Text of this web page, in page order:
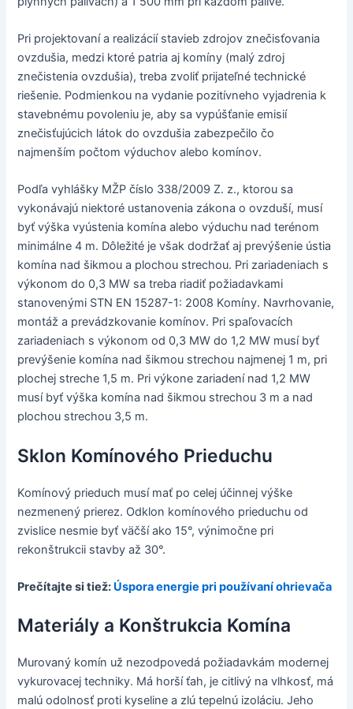
Pri projektovaní a realizácií stavieb zdrojov znečisťovania
ovzdušia, medzi ktoré patria aj komíny (malý zdroj
znečistenia ovzdušia), treba zvoliť prijateľné technické
riešenie. Podmienkou na vydanie pozitívneho vyjadrenia k
stavebnému povoleniu je, aby sa vypúšťanie emisií
znečisťujúcich látok do ovzdušia zabezpečilo čo
najmenším počtom výduchov alebo komínov.
Podľa vyhlášky MŽP číslo 338/2009 Z. z., ktorou sa
vykonávajú niektoré ustanovenia zákona o ovzduší, musí
byť výška vyústenia komína alebo výduchu nad terénom
minimálne 4 m. Dôležité je však dodržať aj prevýšenie ústia
komína nad šikmou a plochou strechou. Pri zariadeniach s
výkonom do 0,3 MW sa treba riadiť požiadavkami
stanovenými STN EN 15287-1: 2008 Komíny. Navrhovanie,
montáž a prevádzkovanie komínov. Pri spaľovacích
zariadeniach s výkonom od 0,3 MW do 1,2 MW musí byť
prevýšenie komína nad šikmou strechou najmenej 1 m, pri
plochej streche 1,5 m. Pri výkone zariadení nad 1,2 MW
musí byť výška komína nad šikmou strechou 3 m a nad
plochou strechou 3,5 m.
Sklon Komínového Prieduchu
Komínový prieduch musí mať po celej účinnej výške
nezmenený prierez. Odklon komínového prieduchu od
zvislice nesmie byť väčší ako 15°, výnimočne pri
rekonštrukcii stavby až 30°.
Prečítajte si tiež: Úspora energie pri používaní ohrievača
Materiály a Konštrukcia Komína
Murovaný komín už nezodpovedá požiadavkám modernej
vykurovacej techniky. Má horší ťah, je citlivý na vlhkosť, má
malú odolnosť proti kyseline a zlú tepelnú izoláciu. Jeho